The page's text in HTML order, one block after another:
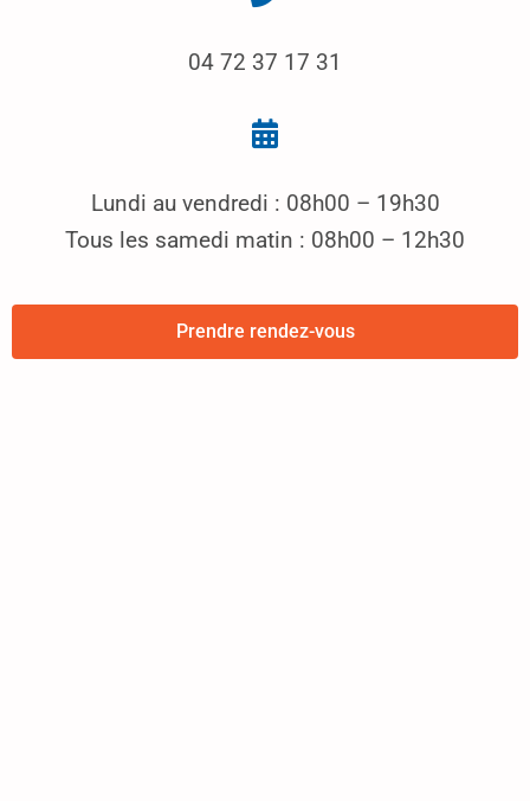
04 72 37 17 31
Lundi au vendredi : 08h00 – 19h30
Tous les samedi matin : 08h00 – 12h30
Prendre rendez-vous